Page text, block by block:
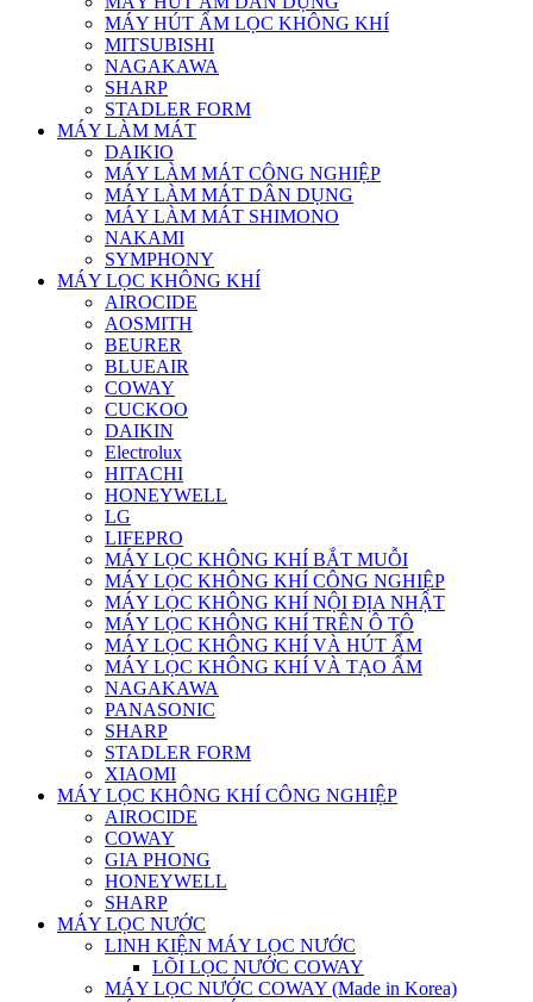
MÁY HÚT ẨM LỌC KHÔNG KHÍ
MITSUBISHI
NAGAKAWA
SHARP
STADLER FORM
MÁY LÀM MÁT
DAIKIO
MÁY LÀM MÁT CÔNG NGHIỆP
MÁY LÀM MÁT DÂN DỤNG
MÁY LÀM MÁT SHIMONO
NAKAMI
SYMPHONY
MÁY LỌC KHÔNG KHÍ
AIROCIDE
AOSMITH
BEURER
BLUEAIR
COWAY
CUCKOO
DAIKIN
Electrolux
HITACHI
HONEYWELL
LG
LIFEPRO
MÁY LỌC KHÔNG KHÍ BẮT MUỖI
MÁY LỌC KHÔNG KHÍ CÔNG NGHIỆP
MÁY LỌC KHÔNG KHÍ NỘI ĐỊA NHẬT
MÁY LỌC KHÔNG KHÍ TRÊN Ô TÔ
MÁY LỌC KHÔNG KHÍ VÀ HÚT ẨM
MÁY LỌC KHÔNG KHÍ VÀ TẠO ẨM
NAGAKAWA
PANASONIC
SHARP
STADLER FORM
XIAOMI
MÁY LỌC KHÔNG KHÍ CÔNG NGHIỆP
AIROCIDE
COWAY
GIA PHONG
HONEYWELL
SHARP
MÁY LỌC NƯỚC
LINH KIỆN MÁY LỌC NƯỚC
LÕI LỌC NƯỚC COWAY
MÁY LỌC NƯỚC COWAY (Made in Korea)